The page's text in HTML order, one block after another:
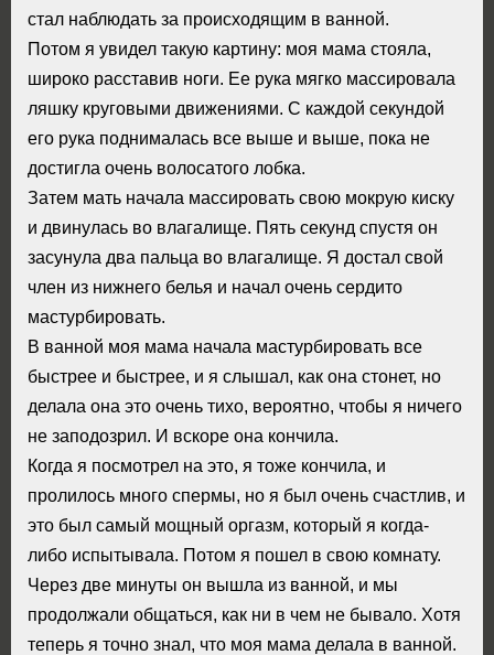
стал наблюдать за происходящим в ванной.
Потом я увидел такую картину: моя мама стояла,
широко расставив ноги. Ее рука мягко массировала
ляшку круговыми движениями. С каждой секундой
его рука поднималась все выше и выше, пока не
достигла очень волосатого лобка.
Затем мать начала массировать свою мокрую киску
и двинулась во влагалище. Пять секунд спустя он
засунула два пальца во влагалище. Я достал свой
член из нижнего белья и начал очень сердито
мастурбировать.
В ванной моя мама начала мастурбировать все
быстрее и быстрее, и я слышал, как она стонет, но
делала она это очень тихо, вероятно, чтобы я ничего
не заподозрил. И вскоре она кончила.
Когда я посмотрел на это, я тоже кончила, и
пролилось много спермы, но я был очень счастлив, и
это был самый мощный оргазм, который я когда-
либо испытывала. Потом я пошел в свою комнату.
Через две минуты он вышла из ванной, и мы
продолжали общаться, как ни в чем не бывало. Хотя
теперь я точно знал, что моя мама делала в ванной.